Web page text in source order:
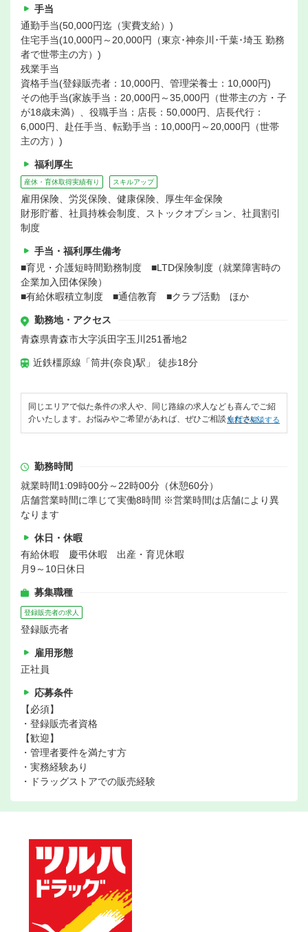
手当
通勤手当(50,000円迄（実費支給）)
住宅手当(10,000円～20,000円（東京･神奈川･千葉･埼玉 勤務
者で世帯主の方）)
残業手当
資格手当(登録販売者：10,000円、管理栄養士：10,000円)
その他手当(家族手当：20,000円～35,000円（世帯主の方・子
が18歳未満）、役職手当：店長：50,000円、店長代行：
6,000円、赴任手当、転勤手当：10,000円～20,000円（世帯
主の方）)
福利厚生
産休・育休取得実績有り スキルアップ
雇用保険、労災保険、健康保険、厚生年金保険
財形貯蓄、社員持株会制度、ストックオプション、社員割引
制度
手当・福利厚生備考
■育児・介護短時間勤務制度 ■LTD保険制度（就業障害時の
企業加入団体保険）
■有給休暇積立制度 ■通信教育 ■クラブ活動 ほか
勤務地・アクセス
青森県青森市大字浜田字玉川251番地2
近鉄橿原線「筒井(奈良)駅」 徒歩18分
同じエリアで似た条件の求人や、同じ路線の求人なども喜んでご紹
介いたします。お悩みやご希望があれば、ぜひご相談ください。
無料で相談する
勤務時間
就業時間1:09時00分～22時00分（休憩60分）
店舗営業時間に準じて実働8時間 ※営業時間は店舗により異
なります
休日・休暇
有給休暇 慶弔休暇 出産・育児休暇
月9～10日休日
募集職種
登録販売者の求人
登録販売者
雇用形態
正社員
応募条件
【必須】
・登録販売者資格
【歓迎】
・管理者要件を満たす方
・実務経験あり
・ドラッグストアでの販売経験